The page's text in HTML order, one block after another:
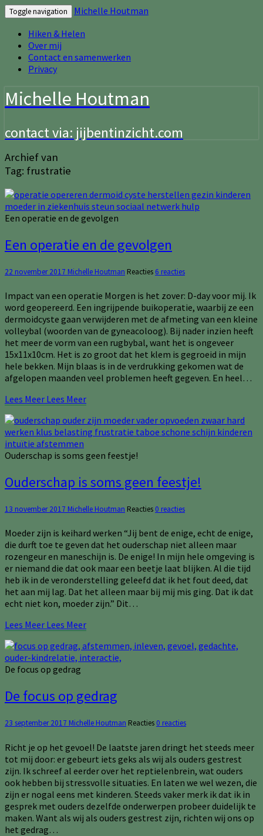
Toggle navigation
Michelle Houtman
Hiken & Helen
Over mij
Contact en samenwerken
Privacy
Michelle Houtman
contact via: jijbentinzicht.com
Archief van
Tag: frustratie
Een operatie en de gevolgen
Een operatie en de gevolgen
22 november 2017 Michelle Houtman Reacties 6 reacties
Impact van een operatie Morgen is het zover: D-day voor mij. Ik
word geopereerd. Een ingrijpende buikoperatie, waarbij ze een
dermoidcyste gaan verwijderen met de afmeting van een kleine
volleybal (woorden van de gyneacoloog). Bij nader inzien heeft
het meer de vorm van een rugbybal, want het is ongeveer
15x11x10cm. Het is zo groot dat het klem is gegroeid in mijn
hele bekken. Mijn blaas is in de verdrukking gekomen wat de
afgelopen maanden veel problemen heeft gegeven. En heel…
Lees Meer Lees Meer
Ouderschap is soms geen feestje!
Ouderschap is soms geen feestje!
13 november 2017 Michelle Houtman Reacties 0 reacties
Moeder zijn is keihard werken “Jij bent de enige, echt de enige,
die durft toe te geven dat het ouderschap niet alleen maar
rozengeur en maneschijn is. De enige! In mijn hele omgeving is
er niemand die dat ook maar een beetje laat blijken. Al die tijd
heb ik in de veronderstelling geleefd dat ik het fout deed, dat
het aan mij lag. Dat het alleen maar bij mij mis ging. Dat ik dat
echt niet kon, moeder zijn.” Dit…
Lees Meer Lees Meer
De focus op gedrag
De focus op gedrag
23 september 2017 Michelle Houtman Reacties 0 reacties
Richt je op het gevoel! De laatste jaren dringt het steeds meer
tot mij door: er gebeurt iets geks als wij als ouders gestrest
zijn. Ik schreef al eerder over het reptielenbrein, wat ouders
ook hebben bij stressvolle situaties. En laten we wel wezen, die
zijn er nogal eens met kinderen. Steeds vaker merk ik dat ik in
gesprek met ouders dezelfde onderwerpen probeer duidelijk te
maken. Want als wij als ouders gestrest zijn, richten wij ons op
het gedrag…